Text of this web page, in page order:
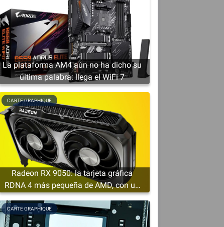
La plataforma AM4 aún no ha dicho su
última palabra: llega el WiFi 7
Radeon RX 9050: la tarjeta gráfica
RDNA 4 más pequeña de AMD, con un
mínimo de 4 GB de VRAM
CARTE GRAPHIQUE
CARTE GRAPHIQUE